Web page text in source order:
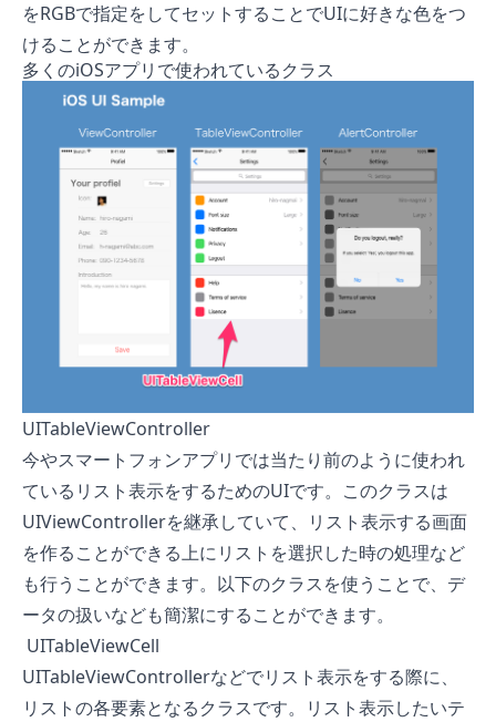
をRGBで指定をしてセットすることでUIに好きな色をつ
けることができます。
多くのiOSアプリで使われているクラス
UITableViewController
今やスマートフォンアプリでは当たり前のように使われ
ているリスト表示をするためのUIです。このクラスは
UIViewControllerを継承していて、リスト表示する画面
を作ることができる上にリストを選択した時の処理など
も行うことができます。以下のクラスを使うことで、デ
ータの扱いなども簡潔にすることができます。
UITableViewCell
UITableViewControllerなどでリスト表示をする際に、
リストの各要素となるクラスです。リスト表示したいテ